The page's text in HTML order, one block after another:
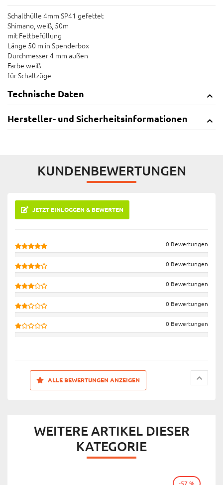
Schalthülle 4mm SP41 gefettet
Shimano, weiß, 50m
mit Fettbefüllung
Länge 50 m in Spenderbox
Durchmesser 4 mm außen
Farbe weiß
für Schaltzüge
Technische Daten
Hersteller- und Sicherheitsinformationen
KUNDENBEWERTUNGEN
JETZT EINLOGGEN & BEWERTEN
0 Bewertungen
0 Bewertungen
0 Bewertungen
0 Bewertungen
0 Bewertungen
ALLE BEWERTUNGEN ANZEIGEN
WEITERE ARTIKEL DIESER
KATEGORIE